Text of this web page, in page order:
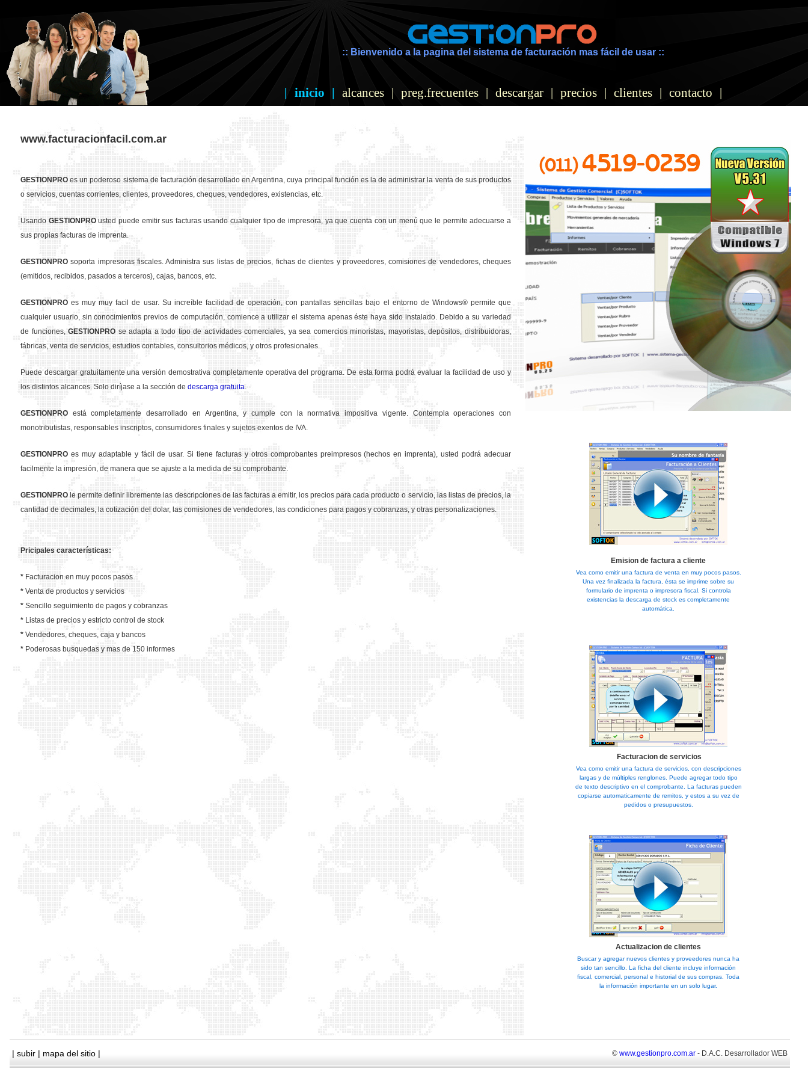
:: Bienvenido a la pagina del sistema de facturación mas fácil de usar ::
| inicio | alcances| preg.frecuentes| descargar| precios| clientes| contacto |
www.facturacionfacil.com.ar
GESTION PRO es un poderoso sistema de facturación desarrollado en Argentina, cuya principal función es la de administrar la venta de sus productos
o servicios, cuentas corrientes, clientes, proveedores, cheques, vendedores, existencias, etc.
Usando GESTION PROusted puede emitir sus facturas usando cualquier tipo de impresora, ya que cuenta con un menú que le permite adecuarse a
sus propias facturas de imprenta.
GESTION PRO soporta impresoras fiscales. Administra sus listas de precios, fichas de clientes y proveedores, comisiones de vendedores, cheques
(emitidos, recibidos, pasados a terceros), cajas, bancos, etc.
GESTION PRO es muy muy facil de usar. Su increíble facilidad de operación, con pantallas sencillas bajo el entorno de Windows® permite que
cualquier usuario, sin conocimientos previos de computación, comience a utilizar el sistema apenas éste haya sido instalado. Debido a su variedad
de funciones,GESTION PRO se adapta a todo tipo de actividades comerciales, ya sea comercios minoristas, mayoristas, depósitos, distribuidoras,
fábricas, venta de servicios, estudios contables, consultorios médicos, y otros profesionales.
Puede descargar gratuitamente una versión demostrativa completamente operativa del programa. De esta forma podrá evaluar la facilidad de uso y
los distintos alcances. Solo diríjase a la sección de descarga gratuita.
GESTION PRO está completamente desarrollado en Argentina, y cumple con la normativa impositiva vigente. Contempla operaciones con
monotributistas, responsables inscriptos, consumidores finales y sujetos exentos de IVA.
GESTION PRO es muy adaptable y fácil de usar. Si tiene facturas y otros comprobantes preimpresos (hechos en imprenta), usted podrá adecuar
facilmente la impresión, de manera que se ajuste a la medida de su comprobante.
GESTION PRO le permite definir libremente las descripciones de las facturas a emitir, los precios para cada producto o servicio, las listas de precios, la
cantidad de decimales, la cotización del dolar, las comisiones de vendedores, las condiciones para pagos y cobranzas, y otras personalizaciones.
Pricipales características:
* Facturacion en muy pocos pasos
* Venta de productos y servicios
* Sencillo seguimiento de pagos y cobranzas
* Listas de precios y estricto control de stock
* Vendedores, cheques, caja y bancos
* Poderosas busquedas y mas de 150 informes
Emision de factura a cliente
Vea como emitir una factura de venta en muy pocos pasos.
Una vez finalizada la factura, ésta se imprime sobre su
formulario de imprenta o impresora fiscal. Si controla
existencias la descarga de stock es completamente
automática.
Facturacion de servicios
Vea como emitir una factura de servicios, con descripciones
largas y de múltiples renglones. Puede agregar todo tipo
de texto descriptivo en el comprobante. La facturas pueden
copiarse automaticamente de remitos, y estos a su vez de
pedidos o presupuestos.
Actualizacion de clientes
Buscar y agregar nuevos clientes y proveedores nunca ha
sido tan sencillo. La ficha del cliente incluye información
fiscal, comercial, personal e historial de sus compras. Toda
la información importante en un solo lugar.
| subir | mapa del sitio | © www.gestionpro.com.ar - D.A.C. Desarrollador WEB